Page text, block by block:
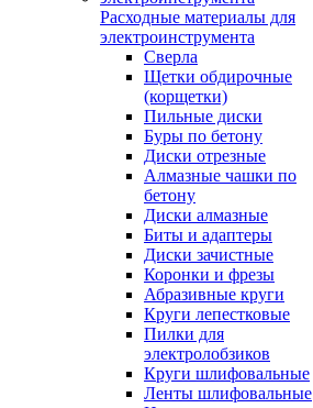
Расходные материалы для
электроинструмента
Сверла
Щетки обдирочные
(корщетки)
Пильные диски
Буры по бетону
Диски отрезные
Алмазные чашки по
бетону
Диски алмазные
Биты и адаптеры
Диски зачистные
Коронки и фрезы
Абразивные круги
Круги лепестковые
Пилки для
электролобзиков
Круги шлифовальные
Ленты шлифовальные